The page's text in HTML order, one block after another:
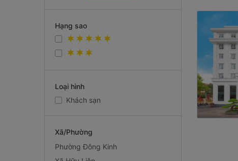
Hạng sao
Loại hình
Khách sạn
Xã/Phường
Phường Đông Kinh